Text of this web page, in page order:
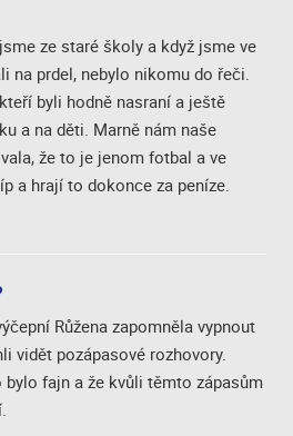
ze staré školy a když jsme ve
na prdel, nebylo nikomu do řeči.
byli hodně nasraní a ještě
a na děti. Marně nám naše
že to je jenom fotbal a ve
a hrají to dokonce za peníze.
Růžena zapomněla vypnout
vidět pozápasové rozhovory.
bylo fajn a že kvůli těmto zápasům